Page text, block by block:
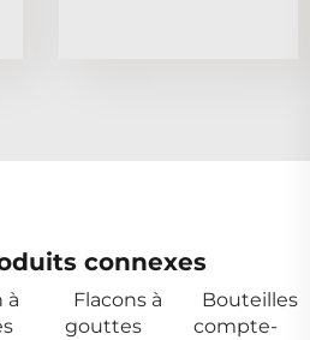
connexes
à
Flacons à
gouttes
Bouteilles
compte-